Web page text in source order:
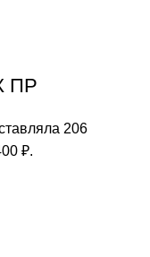
ПР
206
₽.